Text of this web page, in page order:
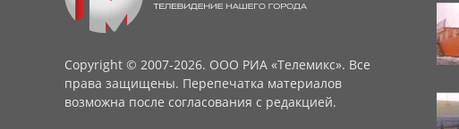
Copyright © 2007-2026. ООО РИА «Телемикс». Все
права защищены. Перепечатка материалов
возможна после согласования с редакцией.